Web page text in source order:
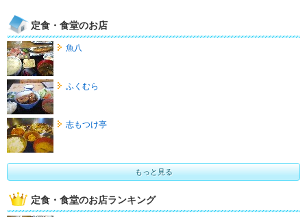
定食・食堂のお店
魚八
ふくむら
志もつけ亭
もっと見る
定食・食堂のお店ランキング